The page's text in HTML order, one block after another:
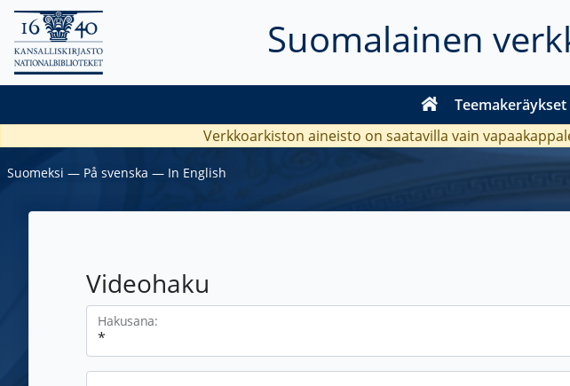
Suomalainen
Teemakeräykset
Verkkoarkiston aineisto on saatavilla vain
Suomeksi ― På svenska ― In English
Videohaku
Hakusana: